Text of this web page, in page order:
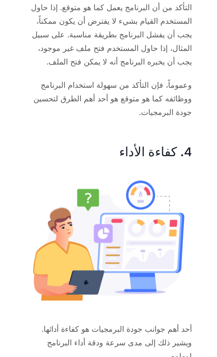
التأكد من أن البرنامج يعمل كما هو متوقع. إذا حاول
المستخدم القيام بشيء لا يفترض أن يكون ممكناً،
يجب أن يفشل البرنامج بطريقة مناسبة. على سبيل
المثال، إذا حاول المستخدم فتح ملف غير موجود،
يجب أن يخبره البرنامج أنه لا يمكن فتح الملف.
وعموماً، فإن التأكد من سهولة استخدام البرنامج
ووظائفه كما هو متوقع هو أحد أهم الطرق لتحسين
جودة البرمجيات.
4. كفاءة الأداء
أحد أهم جوانب جودة البرمجيات هو كفاءة أدائها.
ويشير ذلك إلى مدى سرعة ودقة أداء البرنامج